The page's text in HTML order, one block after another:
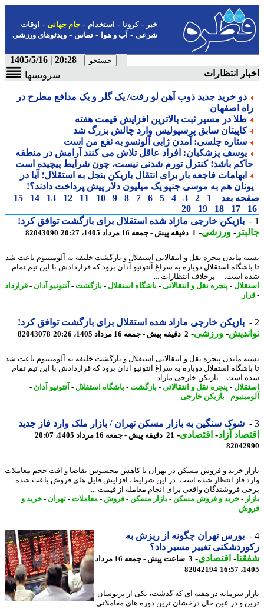
-کرونا-استخدام- جام جهانی-اوقات
شرعی-آب و هوا-تماس-ویدئوهای ورزشی
20:28 | 1405/5/16
انتظارات
سرویسها
دو خرید جدید ذوب آهن لو رفت/ یک گلر و یک مدافع مطرح در
اصفهان
طلا در مسیر ثبت بالاترین افزایش قیمت هفته
کاپیتان سابق پرسپولیس وارد چالش بزرگ شد
ستاره چلسی: آمدن ژابی آلونسو به نفع من است
یوسف پزشکیان: افراد عاقل تلاش می کنند آرامش در منطقه
باشد؛ کنترل تورم شدنی نیست، چون شرایط پیچیده است
ابهامات فاجعه بار برای انتقال بازیکن بنجل به استقلال؛ آیا در
هم به موسی جنپو یک میلیون دلار پیش پرداخت دادند؟!
بعد
1
2
3
4
5
6
7
8
9
10
11
12
13
14
15
17
18
19
20
بازیکن خارجی مازاد شده استقلال برای بازگشت توافق کرد!
-ورزشی-1 دقیقه پیش - جمعه 16 مرداد 1405، 20:27 82043090
ماندن پنجره نقل و انتقالاتی استقلال و بازگشت خلیفه به آلومینیوم باعث شد
استقلال دوباره به سراغ آنتونیو آدان برود که قراردادش با این تیم تمام
است. - برخلاف انتظارات ...
-پنجره نقل و انتقالاتی-باشگاه استقلال-بازگشت-آنتونیو آدان - قرارداد
بازیکن خارجی مازاد شده استقلال برای بازگشت توافق کرد!
-ورزشی-2 دقیقه پیش - جمعه 16 مرداد 1405، 20:26 82043078
ماندن پنجره نقل و انتقالاتی استقلال و بازگشت خلیفه به آلومینیوم باعث شد
استقلال دوباره به سراغ آنتونیو آدان برود که قراردادش با این تیم تمام
است. - بازیکن خارجی مازاد ...
-پنجره نقل و انتقالاتی-بازگشت-باشگاه استقلال-آنتونیو آدان -
-بازیکن خارجی
شوک سنگین به بازار مسکن تهران / بازار ملک وارد فاز جدید
آزاد - اقتصادی-21 دقیقه پیش - جمعه 16 مرداد 1405، 20:07
خرید و فروش مسکن در تهران با کاهش محسوس تقاضا و افت حجم معاملات
فاز انتظار شده است. در این شرایط، افزایش فایل های فروش باعث شده
فروشندگان واقعی برای انجام معامله از قیمت ...
- خرید و فروش مسکن-بازار مسکن-فروش -معاملات-تهران-
خرید و
بورس تهران چگونه از ریزش به
تغییر مسیر داد؟
-اقتصادی-
3 ساعت پیش - جمعه 16 مرداد
82042194
سرمایه در هفته ای که گذشت، یکی از پرنوسان
و در عین حال درخشان ترین دوره های معاملاتی